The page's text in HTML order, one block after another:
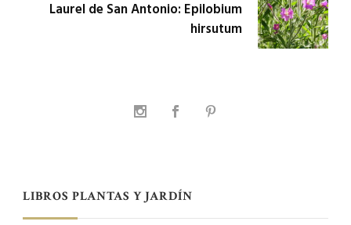
Laurel de San Antonio: Epilobium
hirsutum
LIBROS PLANTAS Y JARDÍN